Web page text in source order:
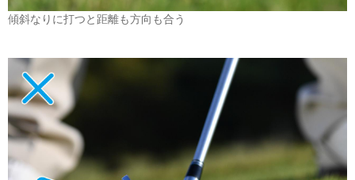
傾斜なりに打つと距離も方向も合う